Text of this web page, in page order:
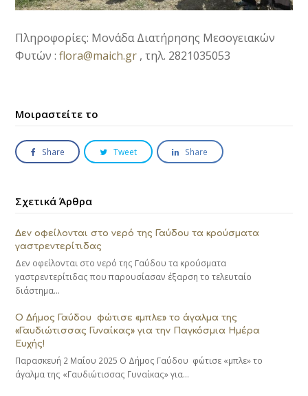
Πληροφορίες: Μονάδα Διατήρησης Μεσογειακών
Φυτών :flora@maich.gr , τηλ. 2821035053
Μοιραστείτε το
Share Tweet Share
Σχετικά Άρθρα
Δεν οφείλονται στο νερό της Γαύδου τα κρούσματα
γαστρεντερίτιδας
Δεν οφείλονται στο νερό της Γαύδου τα κρούσματα
γαστρεντερίτιδας που παρουσίασαν έξαρση το τελευταίο
διάστημα…
Ο Δήμος Γαύδου φώτισε «μπλε» το άγαλμα της
«Γαυδιώτισσας Γυναίκας» για την Παγκόσμια Ημέρα
Ευχής!
Παρασκευή 2 Μαΐου 2025 Ο Δήμος Γαύδου φώτισε «μπλε» το
άγαλμα της «Γαυδιώτισσας Γυναίκας» για…